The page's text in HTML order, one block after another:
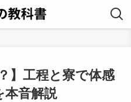
】工程と寮で体感
本音解説